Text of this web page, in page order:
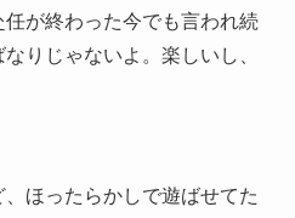
が終わった今でも言われ続
りじゃないよ。楽しいし、
ほったらかしで遊ばせてた